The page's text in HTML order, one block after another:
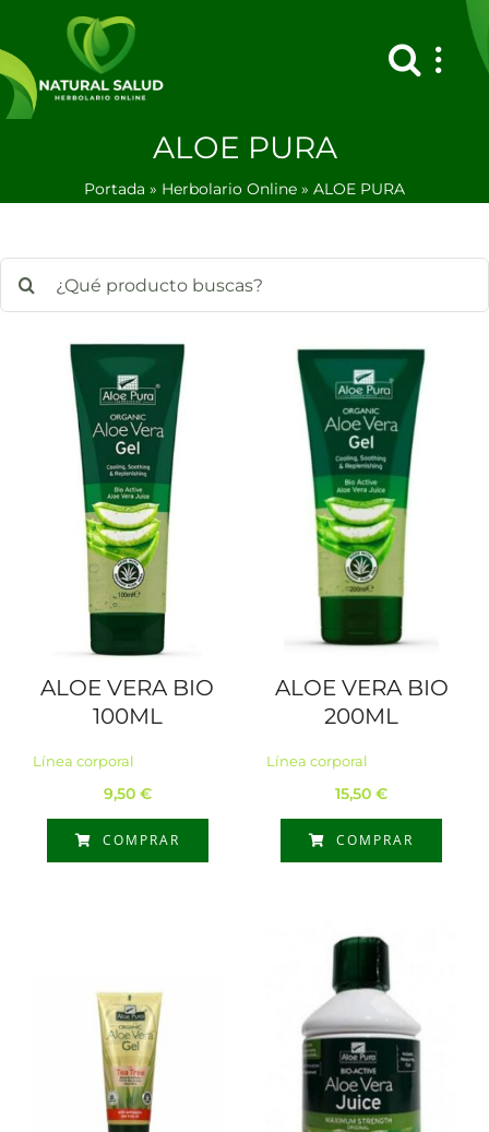
contenido
ALOE PURA
Portada » Herbolario Online » ALOE PURA
ALOE VERA BIO
100ML
Línea corporal
9,50 €
COMPRAR
ALOE VERA BIO
200ML
Línea corporal
15,50 €
COMPRAR